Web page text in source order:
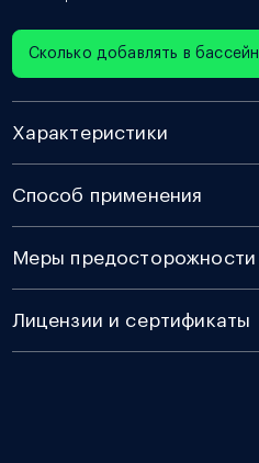
Сколько добавлять в бассейн
Характеристики
Способ применения
Меры предосторожности
Лицензии и сертификаты